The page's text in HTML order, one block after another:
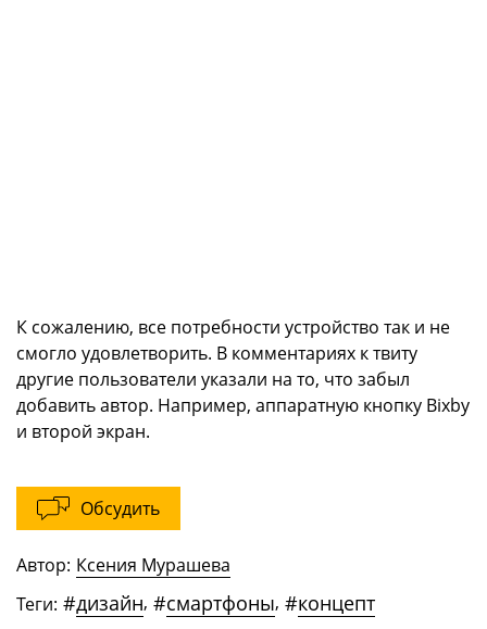
К сожалению, все потребности устройство так и не
смогло удовлетворить. В комментариях к твиту
другие пользователи указали на то, что забыл
добавить автор. Например, аппаратную кнопку Bixby
и второй экран.
Обсудить
Автор: Ксения Мурашева
Теги: #дизайн, #смартфоны, #концепт